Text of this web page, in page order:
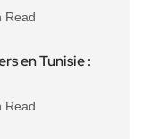
Read
en Tunisie :
Read